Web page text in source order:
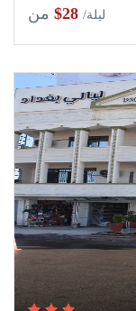
من $28 /ليلة